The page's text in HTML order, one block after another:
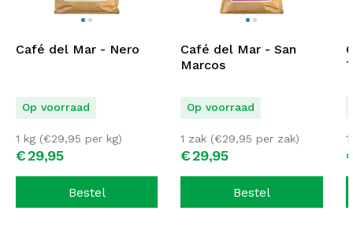
Café del Mar - Nero
Op voorraad
€29,95
1 kg (€29,95 per kg)
Bestel
Café del Mar - San
Marcos
Op voorraad
€29,95
1 zak (€29,95 per zak)
Bestel